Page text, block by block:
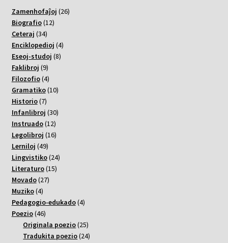
Zamenhofaĵoj 2626
Biografio 1212
Ceteraj 3434
varoj
Enciklopedioj 44
Eseoj-studoj 88
Faklibroj 99
varoj
Filozofio 44
varoj
Gramatiko 1010
Historio 77
varoj
Infanlibroj 3030
Instruado 1212
varoj
Legolibroj 1616
Lerniloj 4949
varoj
Lingvistiko 2424
Literaturo 1515
Movado 2727
Muziko 44
varoj
Pedagogio-edukado 44
Poezio 4646
varoj
Originala poezio 2525
varoj
Tradukita poezio 2424